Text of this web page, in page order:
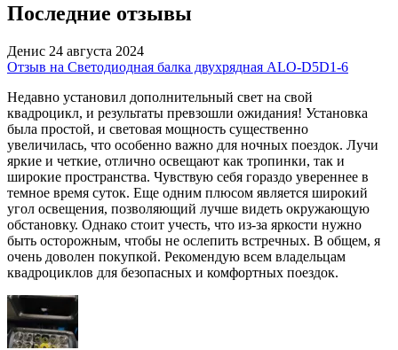
Последние отзывы
Денис 24 августа 2024
Отзыв на Светодиодная балка двухрядная ALO-D5D1-6
Недавно установил дополнительный свет на свой
квадроцикл, и результаты превзошли ожидания! Установка
была простой, и световая мощность существенно
увеличилась, что особенно важно для ночных поездок. Лучи
яркие и четкие, отлично освещают как тропинки, так и
широкие пространства. Чувствую себя гораздо увереннее в
темное время суток. Еще одним плюсом является широкий
угол освещения, позволяющий лучше видеть окружающую
обстановку. Однако стоит учесть, что из-за яркости нужно
быть осторожным, чтобы не ослепить встречных. В общем, я
очень доволен покупкой. Рекомендую всем владельцам
квадроциклов для безопасных и комфортных поездок.